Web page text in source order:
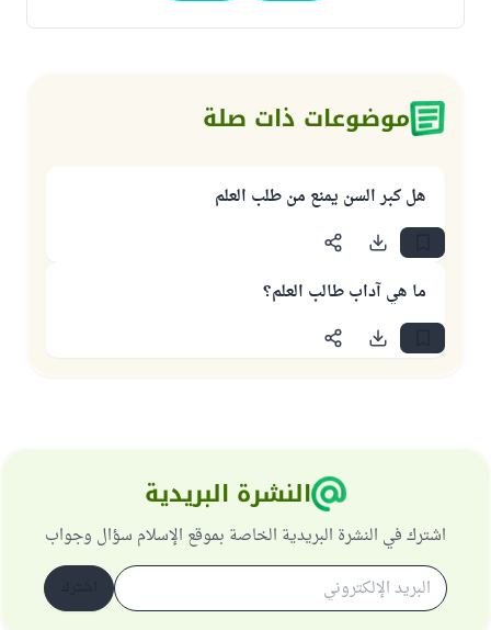
موضوعات ذات صلة
هل كبر السن يمنع من طلب العلم
ما هي آداب طالب العلم؟
النشرة البريدية
اشترك في النشرة البريدية الخاصة بموقع الإسلام سؤال وجواب